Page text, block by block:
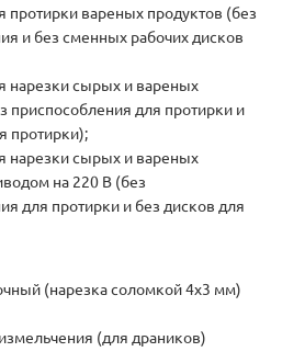
вареных продуктов (без
и без сменных рабочих дисков
нарезки сырых и вареных
приспособления для протирки и
протирки);
нарезки сырых и вареных
на 220 В (без
для протирки и без дисков для
(нарезка соломкой 4х3 мм)
(для драников)